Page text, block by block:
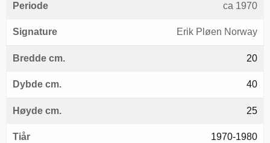
Periode ca 1970
Signature Erik Pløen Norway
Bredde cm. 20
Dybde cm. 40
Høyde cm. 25
Tiår 1970-1980